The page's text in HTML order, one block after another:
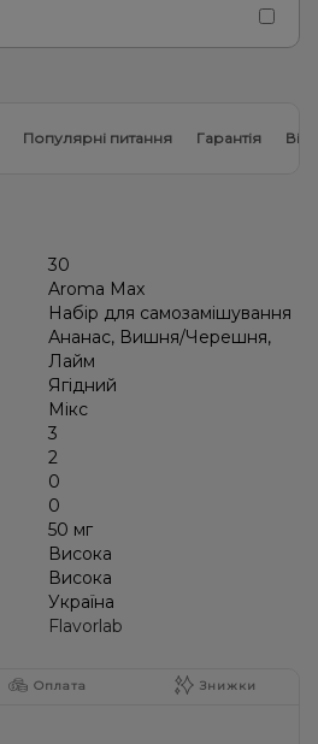
Популярні питання Гарантія
30
Aroma Max
Набір для самозамішування
Ананас, Вишня/Черешня,
Лайм
Ягідний
Мікс
3
2
0
0
50 мг
Висока
Висока
Україна
Flavorlab
Оплата Знижки